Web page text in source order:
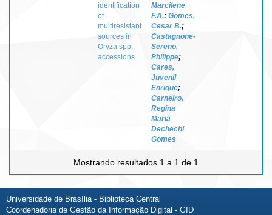
identification
of
multiresistant
sources in
Oryza spp.
accessions
Marcilene
F.A.; Gomes,
Cesar B.;
Castagnone-
Sereno,
Philippe;
Cares,
Juvenil
Enrique;
Carneiro,
Regina
Maria
Dechechi
Gomes
Mostrando resultados 1 a 1 de 1
Universidade de Brasília - Biblioteca Central
Coordenadoria de Gestão da Informação Digital - GID